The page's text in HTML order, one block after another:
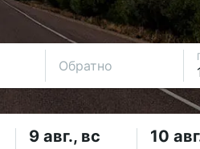
Обратно
9 авг., вс 10